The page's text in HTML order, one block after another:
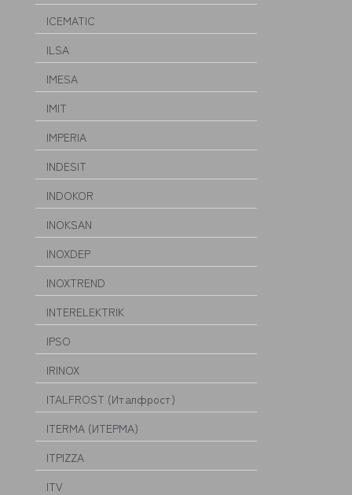
ICEMATIC
ILSA
IMESA
IMIT
IMPERIA
INDESIT
INDOKOR
INOKSAN
INOXDEP
INOXTREND
INTERELEKTRIK
IPSO
IRINOX
ITALFROST (Италфрост)
ITERMA (ИТЕРМА)
ITPIZZA
ITV